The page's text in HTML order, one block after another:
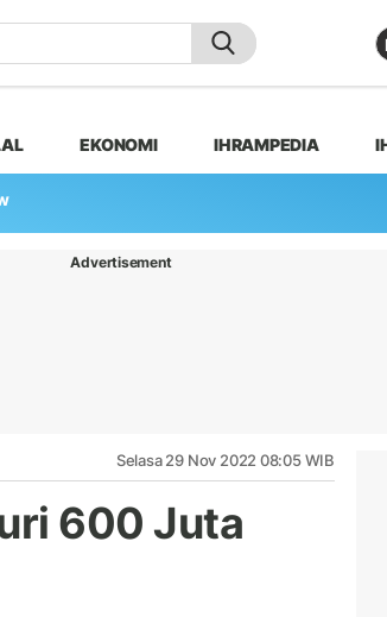
EKONOMI IHRAMPEDIA
Advertisement
Selasa 29 Nov 2022 08:05 WIB
600 Juta